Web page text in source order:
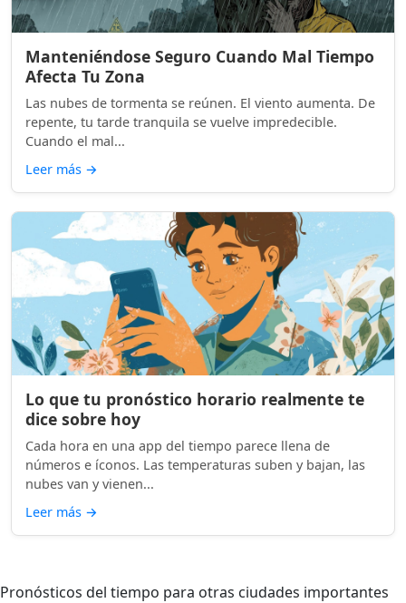
Manteniéndose Seguro Cuando Mal Tiempo
Afecta Tu Zona
Las nubes de tormenta se reúnen. El viento aumenta. De
repente, tu tarde tranquila se vuelve impredecible.
Cuando el mal...
Leer más →
Lo que tu pronóstico horario realmente te
dice sobre hoy
Cada hora en una app del tiempo parece llena de
números e íconos. Las temperaturas suben y bajan, las
nubes van y vienen...
Leer más →
Pronósticos del tiempo para otras ciudades importantes